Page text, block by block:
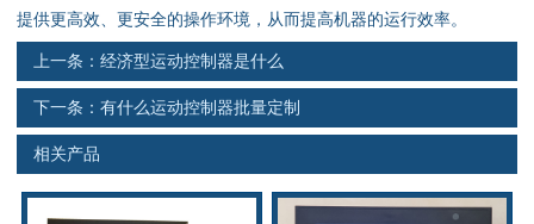
资质荣誉
联系电话
提供更高效、更安全的操作环境，从而提高机器的运行效率。
上一条： 经济型运动控制器是什么
下一条： 有什么运动控制器批量定制
相关产品